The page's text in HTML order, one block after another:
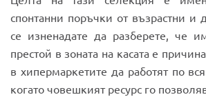
спонтанни поръчки от възрастни
се изненадате да разберете, че
престой в зоната на касата е
в хипермаркетите да работят по
когато човешкият ресурс го